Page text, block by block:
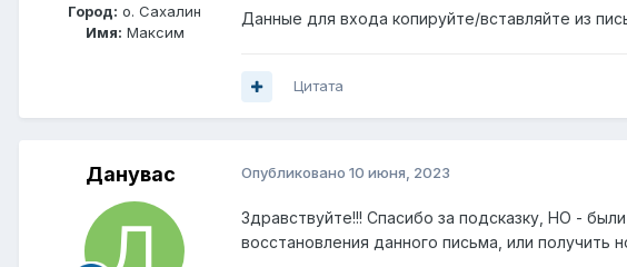
Город: о. Сахалин
Имя: Максим
Данные для входа копируйте/вставляйте из
Цитата
Данувас Опубликовано 10 июня, 2023
Здравствуйте!!! Спасибо за подсказку, НО -
восстановления данного письма, или